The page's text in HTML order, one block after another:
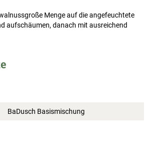
Menge auf die angefeuchtete
aufschäumen, danach mit ausreichend
BaDusch Basismischung